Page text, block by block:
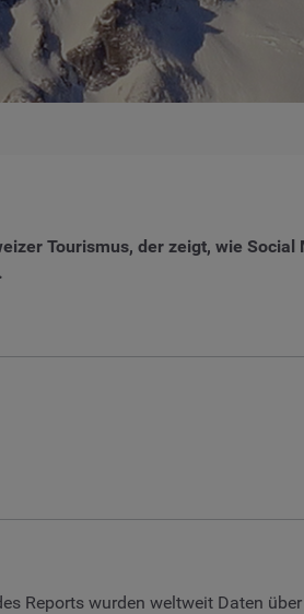
Tourismus, der zeigt, wie
Reports wurden weltweit Daten